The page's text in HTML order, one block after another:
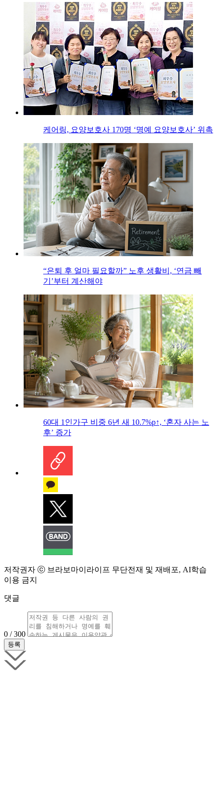
케어링, 요양보호사 170명 ‘명예 요양보호사’ 위촉
“은퇴 후 얼마 필요할까” 노후 생활비, ‘연금 빼
기’부터 계산해야
60대 1인가구 비중 6년 새 10.7%p↑, ‘혼자 사는 노
후’ 증가
저작권자 ⓒ 브라보마이라이프 무단전재 및 재배포, AI학습
이용 금지
댓글
0 / 300